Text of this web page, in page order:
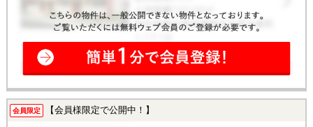
会員限定 【会員様限定で公開中！】